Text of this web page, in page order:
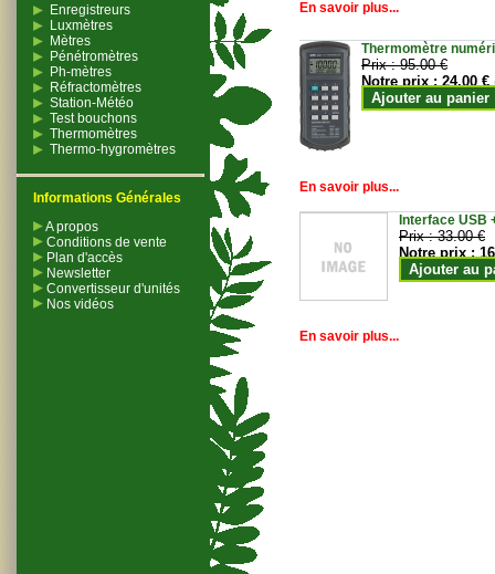
Enregistreurs
Luxmètres
Mètres
Pénétromètres
Ph-mètres
Réfractomètres
Station-Météo
Test bouchons
Thermomètres
Thermo-hygromètres
Informations Générales
A propos
Conditions de vente
Plan d'accès
Newsletter
Convertisseur d'unités
Nos vidéos
En savoir plus...
Thermomètre
Prix :95.00 €
Notre prix :24.00 €
Ajouter au panier
En savoir plus...
Interface USB
Prix :33.00 €
Notre prix :
Ajouter au
En savoir plus...